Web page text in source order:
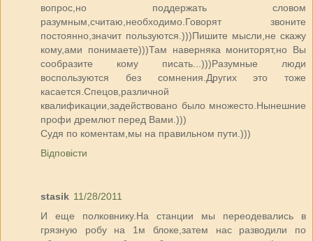
вопрос,но поддержать словом
разумным,считаю,необходимо.Говорят звоните
постоянно,значит пользуются.)))Пишите мысли,не скажу
кому,ами понимаете)))Там наверняка мониторят,но Вы
сообразите кому писать...)))Разумные люди
воспользуются без сомнения.Других это тоже
касается.Спецов,различной
квалификации,задействовано было множесто.Нынешние
профи дремлют перед Вами.)))
Судя по коментам,мы на правильном пути.)))
Відповісти
stasik 11/28/2011
И еще полковнику.На станции мы переодевались в
грязную робу на 1м блоке,затем нас разводили по